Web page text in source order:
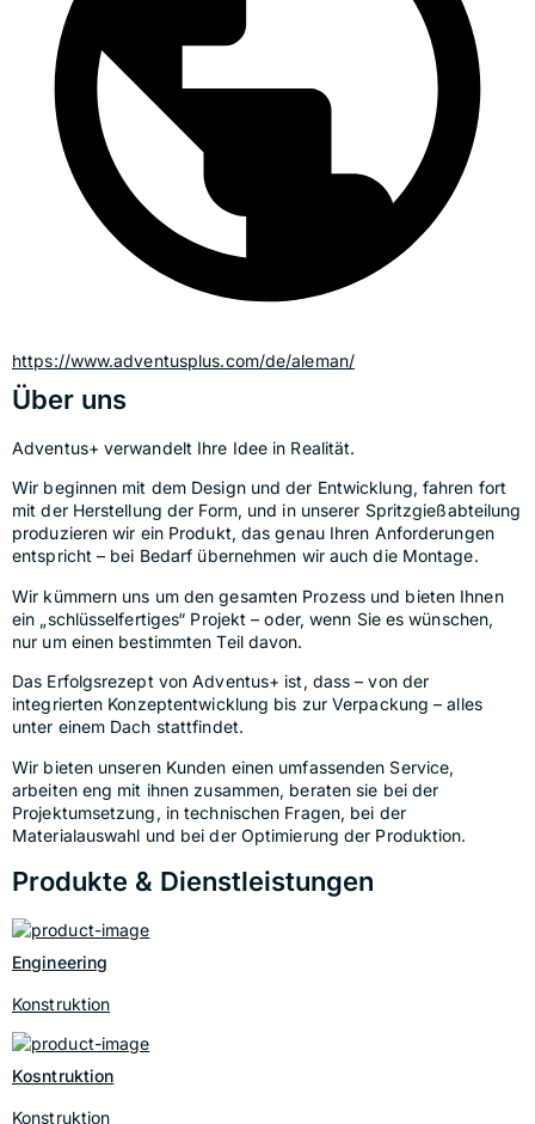
https://www.adventusplus.com/de/aleman/
Über uns
Adventus+ verwandelt Ihre Idee in Realität.
Wir beginnen mit dem Design und der Entwicklung, fahren fort
mit der Herstellung der Form, und in unserer Spritzgießabteilung
produzieren wir ein Produkt, das genau Ihren Anforderungen
entspricht – bei Bedarf übernehmen wir auch die Montage.
Wir kümmern uns um den gesamten Prozess und bieten Ihnen
ein „schlüsselfertiges“ Projekt – oder, wenn Sie es wünschen,
nur um einen bestimmten Teil davon.
Das Erfolgsrezept von Adventus+ ist, dass – von der
integrierten Konzeptentwicklung bis zur Verpackung – alles
unter einem Dach stattfindet.
Wir bieten unseren Kunden einen umfassenden Service,
arbeiten eng mit ihnen zusammen, beraten sie bei der
Projektumsetzung, in technischen Fragen, bei der
Materialauswahl und bei der Optimierung der Produktion.
Produkte & Dienstleistungen
Engineering
Konstruktion
Kosntruktion
Konstruktion